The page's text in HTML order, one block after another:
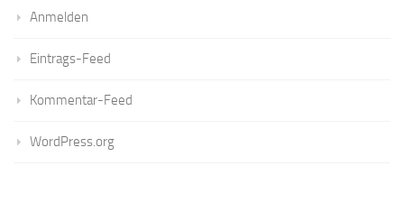
Anmelden
Eintrags-Feed
Kommentar-Feed
WordPress.org